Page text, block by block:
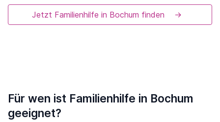
Jetzt Familienhilfe in Bochum finden →
Für wen ist Familienhilfe in Bochum
geeignet?